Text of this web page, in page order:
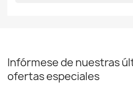
Infórmese de nuestras
ofertas especiales